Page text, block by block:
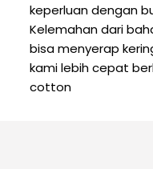
keperluan dengan
Kelemahan dari
bisa menyerap
kami lebih cepat
cotton